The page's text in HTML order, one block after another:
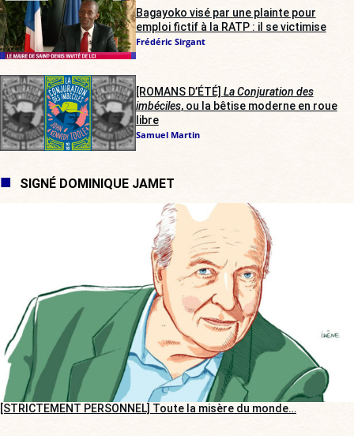
Bagayoko visé par une plainte pour
emploi fictif à la RATP : il se victimise
Frédéric Sirgant
[ROMANS D’ÉTÉ] La Conjuration des
imbéciles, ou la bêtise moderne en roue
libre
Samuel Martin
SIGNÉ DOMINIQUE JAMET
[STRICTEMENT PERSONNEL] Toute la misère du monde…